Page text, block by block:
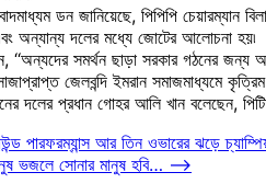
ডন জানিয়েছে, পিপিপি
অন্যান্য দলের মধ্যে জোটের আলোচনা হয়৷
‘‘অন্যদের সমর্থন ছাড়া সরকার গঠনের জন্য
জেলবন্দি ইমরান সমাজমাধ্যমে
দলের প্রধান গোহর আলি খান বলেছেন,
পারফরম্যান্স আর তিন ওভারের ঝড়ে
ভজলে সোনার মানুষ হবি… ⟶